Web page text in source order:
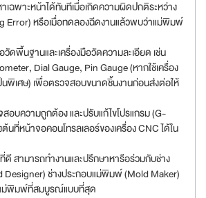
ฉพาะหน้าได้ทันทีเมื่อเกิดความผิดปกติระหว่าง
Error) หรือเมื่อทดลองฉีดงานแล้วพบว่าแม่พิมพ์
วัดพื้นฐานและเครื่องมือวัดความละเอียด เช่น
Dial Gauge, Pin Gauge (หากใช้เครื่อง
พิเศษ) เพื่อตรวจสอบขนาดชิ้นงานก่อนส่งต่อให้
อบความถูกต้อง และปรับแก้ไขโปรแกรม (G-
นที่หน้าจอคอนโทรลเลอร์ของเครื่อง CNC ได้ใน
สามารถทำงานและปรึกษาหารือร่วมกับช่าง
ช่างประกอบแม่พิมพ์ (Mold Maker)
ม่พิมพ์ที่สมบูรณ์แบบที่สุด